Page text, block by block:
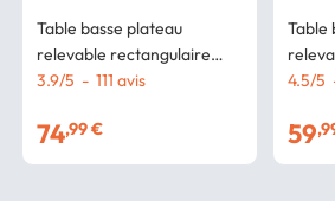
Table basse plateau
relevable rectangulaire
SOA bois imitation hêtre
3.9/5 - 111 avis
74,99 €
Table
bois
4.5/5
59